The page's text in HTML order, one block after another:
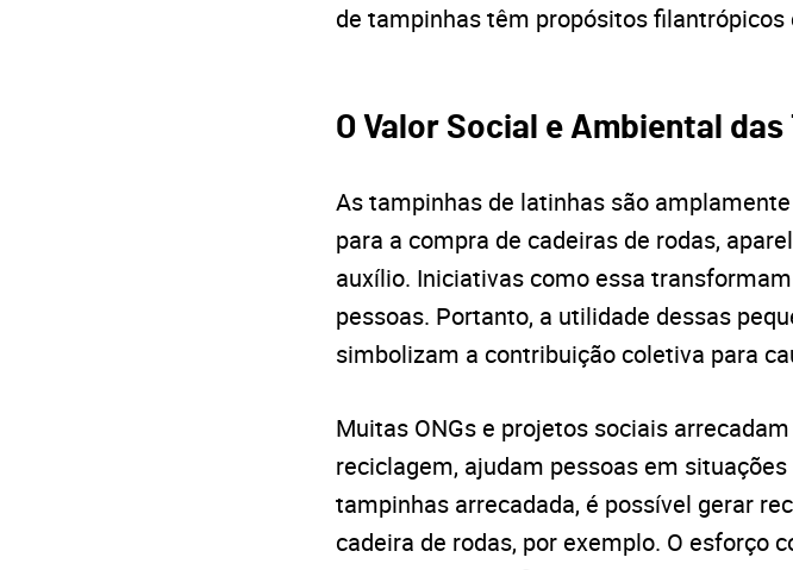
de tampinhas têm propósitos filantrópicos
O Valor Social e Ambiental das
As tampinhas de latinhas são
para a compra de cadeiras de rodas,
auxílio. Iniciativas como essa
pessoas. Portanto, a utilidade dessas
simbolizam a contribuição coletiva para
Muitas ONGs e projetos sociais
reciclagem, ajudam pessoas em
tampinhas arrecadada, é possível gerar
cadeira de rodas, por exemplo. O esforço